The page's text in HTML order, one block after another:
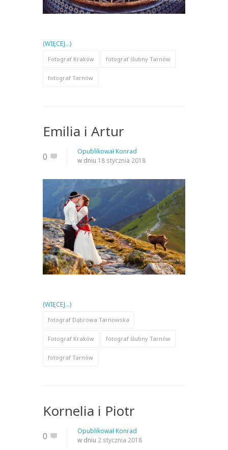
(WIĘCEJ…)
Fotograf Kraków fotograf ślubny Tarnów
fotograf Tarnów
Emilia i Artur
0 OpublikowałKonrad
w dniu 18 stycznia 2018
(WIĘCEJ…)
fotograf Dąbrowa Tarnowska
Fotograf Kraków fotograf ślubny Tarnów
fotograf Tarnów
Kornelia i Piotr
0 OpublikowałKonrad
w dniu 2 stycznia 2018